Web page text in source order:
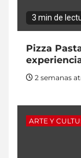
3 min de
Pizza
2 semanas
ARTE Y